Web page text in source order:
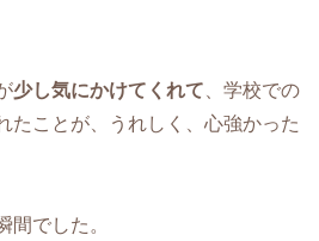
少し気にかけてくれて 、学校での
たことが、うれしく、心強かった
間でした。